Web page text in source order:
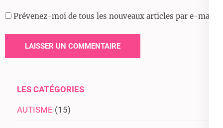
Prévenez-moi de tous les nouveaux articles par e-mail.
LES CATÉGORIES
AUTISME (15)